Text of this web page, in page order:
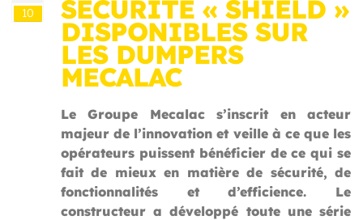
10 SECURITE « SHIELD »
DISPONIBLES SUR
LES DUMPERS
MECALAC
Le Groupe Mecalac s’inscrit en acteur
majeur de l’innovation et veille à ce que les
opérateurs puissent bénéficier de ce qui se
fait de mieux en matière de sécurité, de
fonctionnalités et d’efficience. Le
constructeur a développé toute une série